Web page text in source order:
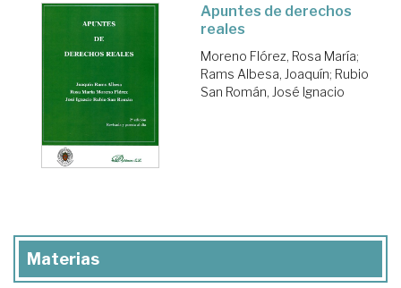
Apuntes de derechos
reales
Moreno Flórez, Rosa María;
Rams Albesa, Joaquín; Rubio
San Román, José Ignacio
Materias